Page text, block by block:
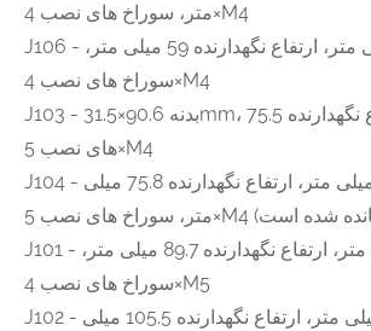
متر، سوراخ های نصب 4×M4
J106 - بدنه 75×27 میلی متر، ارتفاع نگهدارنده 59 میلی متر،
سوراخ های نصب 4×M4
J103 - بدنه 90.6×31.5mm، ارتفاع نگهدارنده 75.5mm، سوراخ
های نصب 5×M4
J104 - بدنه 90.6×31.6 میلی متر، ارتفاع نگهدارنده 75.8 میلی
J101 - بدنه 111×39 میلی متر، ارتفاع نگهدارنده 89.7 میلی متر،
سوراخ های نصب 4×M5
J102 - بدنه 130×37.8 میلی متر، ارتفاع نگهدارنده 105.5 میلی